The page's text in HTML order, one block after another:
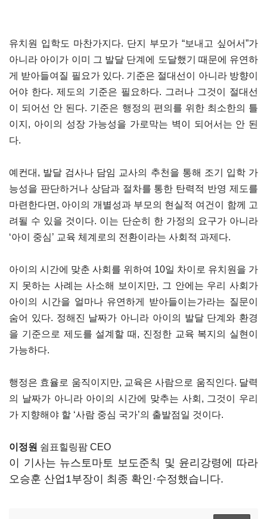
유치원 입학도 마찬가지다. 단지 부모가 “보내고 싶어서”가
아니라 아이가 이미 그 발달 단계에 도달했기 때문에 유연하
게 받아들여질 필요가 있다. 기준은 절대선이 아니라 방향이
어야 한다. 제도의 기준은 필요하다. 그러나 그것이 절대선
이 되어선 안 된다. 기준은 행정의 편의를 위한 최소한의 틀
이지, 아이의 성장 가능성을 가로막는 벽이 되어서는 안 된
다.
예컨대, 발달 검사나 담임 교사의 추천을 통해 조기 입학 가
능성을 판단하거나 상담과 절차를 통한 탄력적 반영 제도를
마련한다면, 아이의 개별성과 부모의 현실적 여건이 함께 고
려될 수 있을 것이다. 이는 단순히 한 가정의 요구가 아니라
‘아이 중심’ 교육 체계로의 전환이라는 사회적 과제다.
아이의 시간에 맞춘 사회를 위하여 10일 차이로 유치원을 가
지 못하는 사례는 사소해 보이지만, 그 안에는 우리 사회가
아이의 시간을 얼마나 유연하게 받아들이는가라는 질문이
숨어 있다. 정해진 날짜가 아니라 아이의 발달 단계와 환경
을 기준으로 제도를 설계할 때, 진정한 교육 복지의 실현이
가능하다.
행정은 효율로 움직이지만, 교육은 사람으로 움직인다. 달력
의 날짜가 아니라 아이의 시간에 맞추는 사회, 그것이 우리
가 지향해야 할 ‘사람 중심 국가’의 출발점일 것이다.
이정원 쉼표힐링팜 CEO
이 기사는 뉴스토마토 보도준칙 및 윤리강령에 따라
오승훈 산업1부장이 최종 확인·수정했습니다.